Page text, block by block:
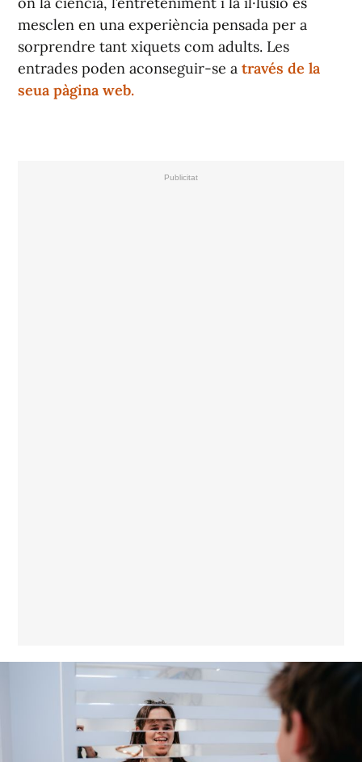
mesclen en una experiència pensada per a
sorprendre tant xiquets com adults. Les
entrades poden aconseguir-se a través de la
seua pàgina web.